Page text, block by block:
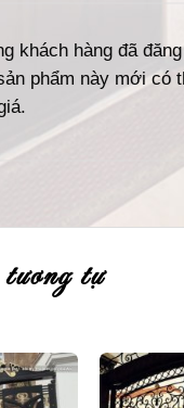
khách hàng đã
phẩm này mới có
tương tự